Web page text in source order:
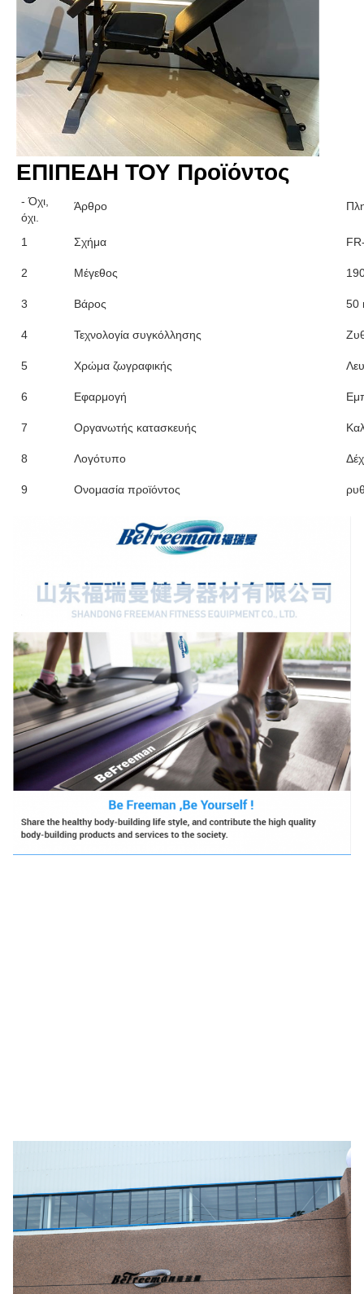
ΕΠΙΠΕΔΗ ΤΟΥ Προϊόντος
- Όχι,
όχι.
Άρθρο
1 Σχήμα
2 Μέγεθος
3 Βάρος 50
4 Τεχνολογία συγκόλλησης
5 Χρώμα ζωγραφικής
6 Εφαρμογή
7 Οργανωτής κατασκευής
8 Λογότυπο
9 Ονομασία προϊόντος